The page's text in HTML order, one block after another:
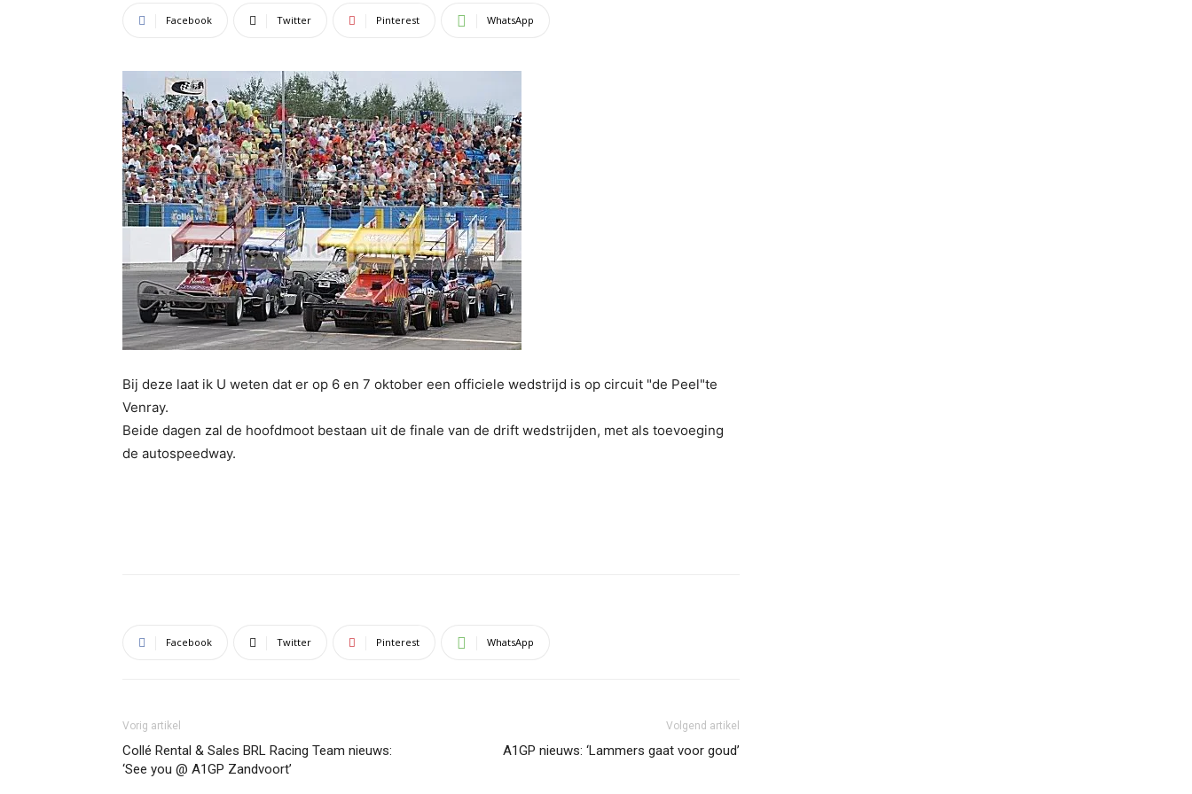
Facebook Twitter Pinterest WhatsApp
Bij deze laat ik U weten dat er op 6 en 7 oktober een officiele wedstrijd is op circuit "de Peel"te
Venray.
Beide dagen zal de hoofdmoot bestaan uit de finale van de drift wedstrijden, met als toevoeging
de autospeedway.
Facebook Twitter Pinterest WhatsApp
Vorig artikel
Collé Rental & Sales BRL Racing Team nieuws:
‘See you @ A1GP Zandvoort’
Volgend artikel
A1GP nieuws: ‘Lammers gaat voor goud’